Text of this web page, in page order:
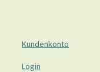
Kundenkonto
Login